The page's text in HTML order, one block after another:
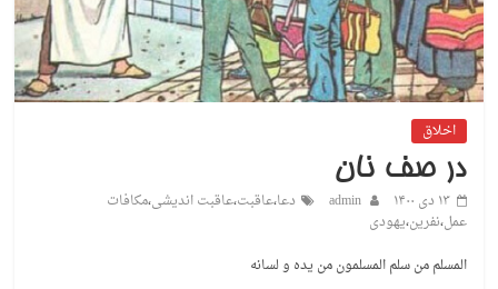
اخلاق
در صف نان
۱۳ دی ۱۴۰۰ admin دعا،عاقبت،عاقبت اندیشی،مکافات
عمل،نفرین،یهودی
المسلم من سلم المسلمون من یده و لسانه